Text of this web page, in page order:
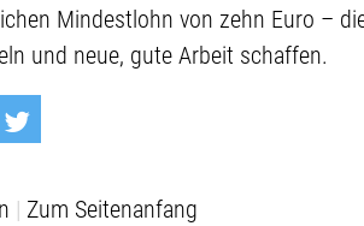
Mindestlohn von zehn Euro –
und neue, gute Arbeit schaffen.
Zum Seitenanfang